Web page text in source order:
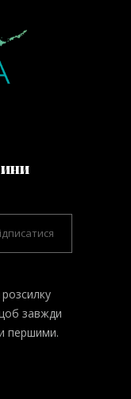
завжди
першими.